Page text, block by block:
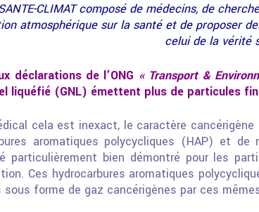
CLIMAT composé de médecins, de
atmosphérique sur la santé et de proposer
celui de la vérité
déclarations de l’ONG « Transport &
liquéfié (GNL) émettent plus de particules
cela est inexact, le caractère
aromatiques polycycliques (HAP) et
particulièrement bien démontré pour les
Ces hydrocarbures aromatiques
forme de gaz cancérigènes par ces